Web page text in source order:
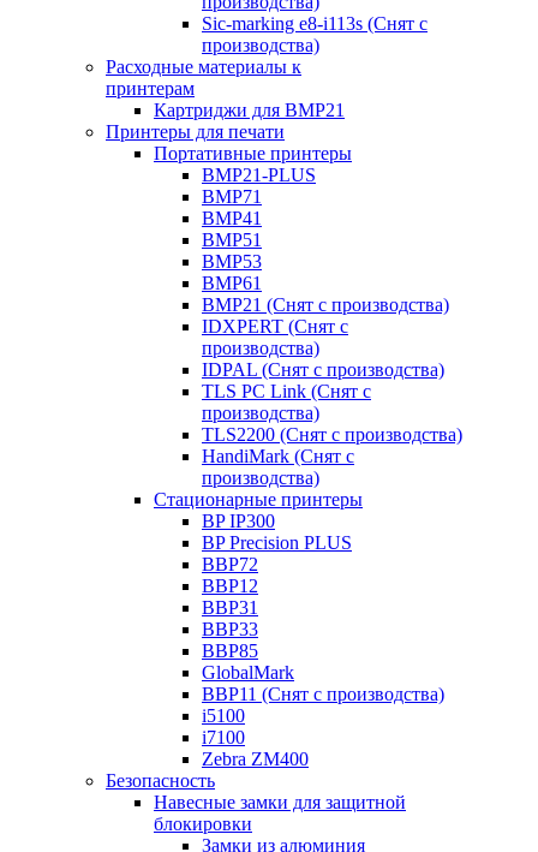
Sic-marking e8-i113s (Снят с
производства)
Расходные материалы к
принтерам
Картриджи для BMP21
Принтеры для печати
Портативные принтеры
BMP21-PLUS
BMP71
BMP41
BMP51
BMP53
BMP61
BMP21 (Снят с производства)
IDXPERT (Снят с
производства)
IDPAL (Снят с производства)
TLS PC Link (Снят с
производства)
TLS2200 (Снят с производства)
HandiMark (Снят с
производства)
Стационарные принтеры
BP IP300
BP Precision PLUS
BBP72
BBP12
BBP31
BBP33
BBP85
GlobalMark
BBP11 (Снят с производства)
i5100
i7100
Zebra ZM400
Безопасность
Навесные замки для защитной
блокировки
Замки из алюминия